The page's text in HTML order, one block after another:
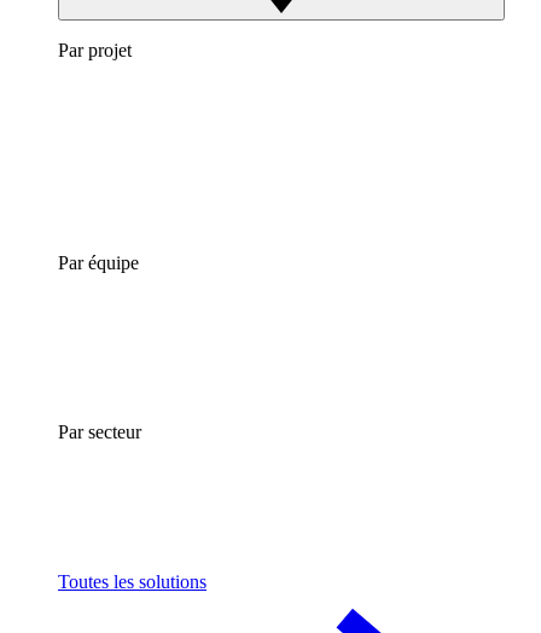
Par projet
Par équipe
Par secteur
Toutes les solutions